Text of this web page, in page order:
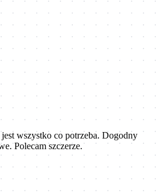
wszystko co potrzeba. Dogodny
Polecam szczerze.